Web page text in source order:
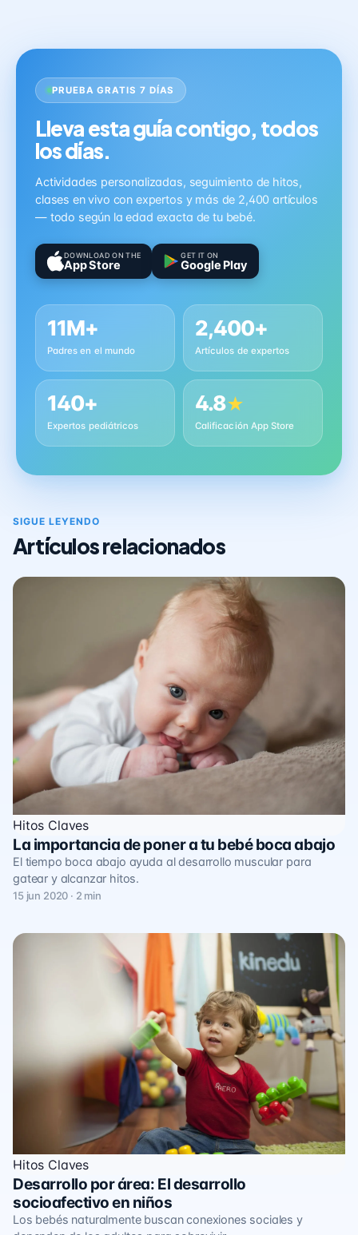
PRUEBA GRATIS 7 DÍAS
Lleva esta guía contigo, todos
los días.
Actividades personalizadas, seguimiento de hitos,
clases en vivo con expertos y más de 2,400 artículos
— todo según la edad exacta de tu bebé.
DOWNLOAD ON THE
App Store
GET IT ON
Google Play
11M+
Padres en el mundo
2,400+
Artículos de expertos
140+
Expertos pediátricos
4.8★
Calificación App Store
SIGUE LEYENDO
Artículos relacionados
Hitos Claves
La importancia de poner a tu bebé boca abajo
El tiempo boca abajo ayuda al desarrollo muscular para
gatear y alcanzar hitos.
15 jun 2020 · 2 min
Hitos Claves
Desarrollo por área: El desarrollo
socioafectivo en niños
Los bebés naturalmente buscan conexiones sociales y